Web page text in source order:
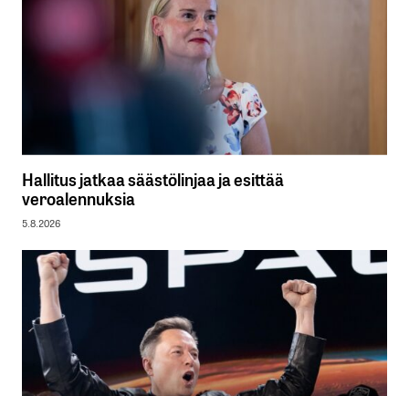
Hallitus jatkaa säästölinjaa ja esittää
veroalennuksia
5.8.2026